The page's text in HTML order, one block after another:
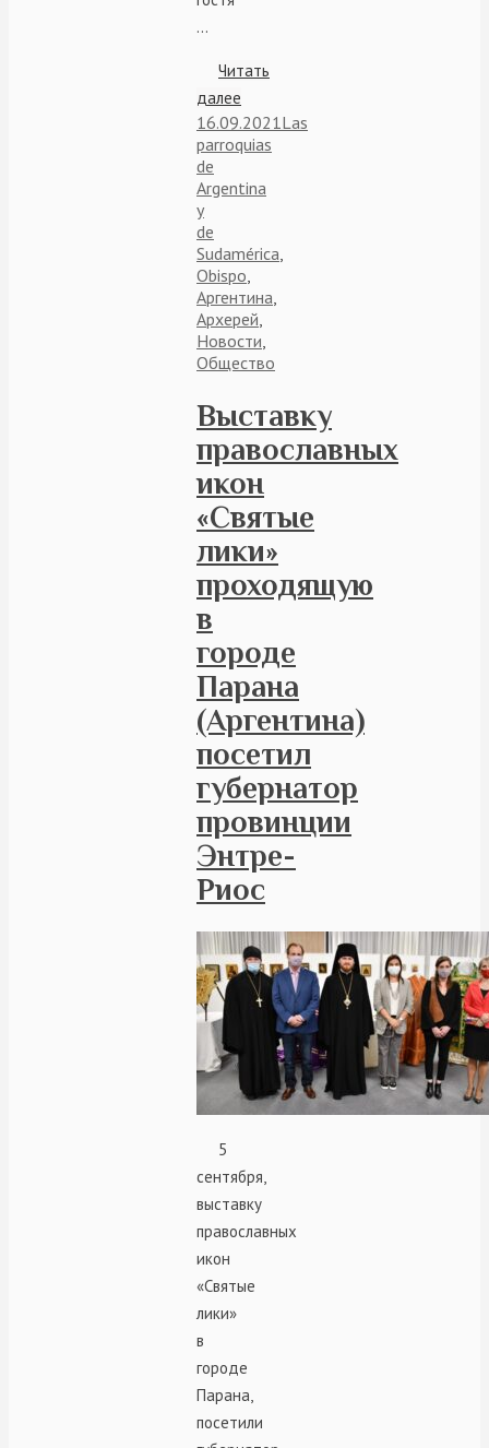
…
Читать
далее
16.09.2021Las
parroquias
de
Argentina
y
de
Sudamérica
Obispo
Аргентина
Архерей
Новости
Общество
Выставку
православных
икон
«Святые
лики»
проходящую
в
городе
Парана
(Аргентина)
посетил
губернатор
провинции
Энтре-
Риос
5
сентября,
выставку
православных
икон
«Святые
лики»
в
городе
Парана,
посетили